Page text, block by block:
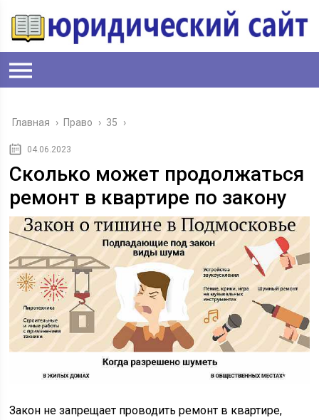
Главная › Право › 35 ›
04.06.2023
Сколько может продолжаться
ремонт в квартире по закону
Закон не запрещает проводить ремонт в квартире,